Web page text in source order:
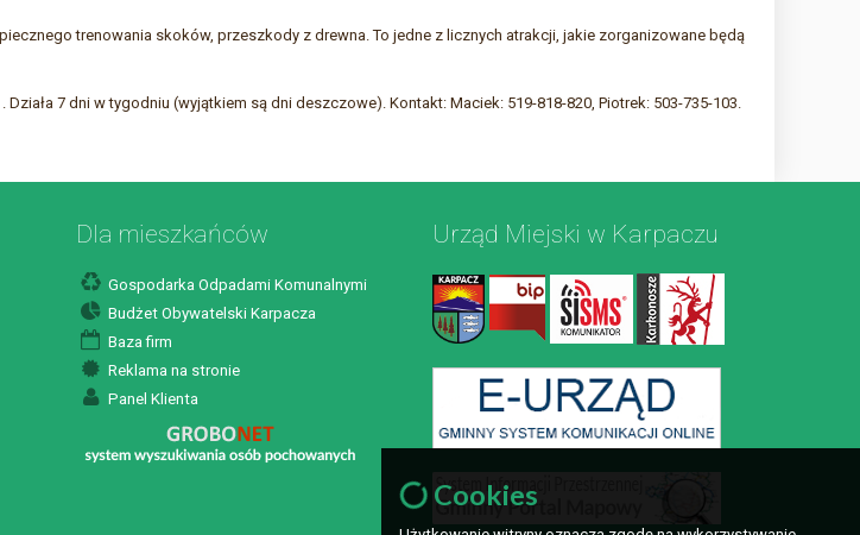
trenowania skoków, przeszkody z drewna. To jedne z licznych atrakcji, jakie zorganizowane będą
7 dni w tygodniu (wyjątkiem są dni deszczowe). Kontakt: Maciek: 519-818-820, Piotrek: 503-735-103.
Dla mieszkańców
Gospodarka Odpadami Komunalnymi
Budżet Obywatelski Karpacza
Baza firm
Reklama na stronie
Panel Klienta
Urząd Miejski w Karpaczu
Cookies